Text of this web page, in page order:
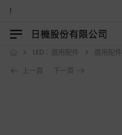
！
LED：選用配件 選用配件
上一頁
下一頁